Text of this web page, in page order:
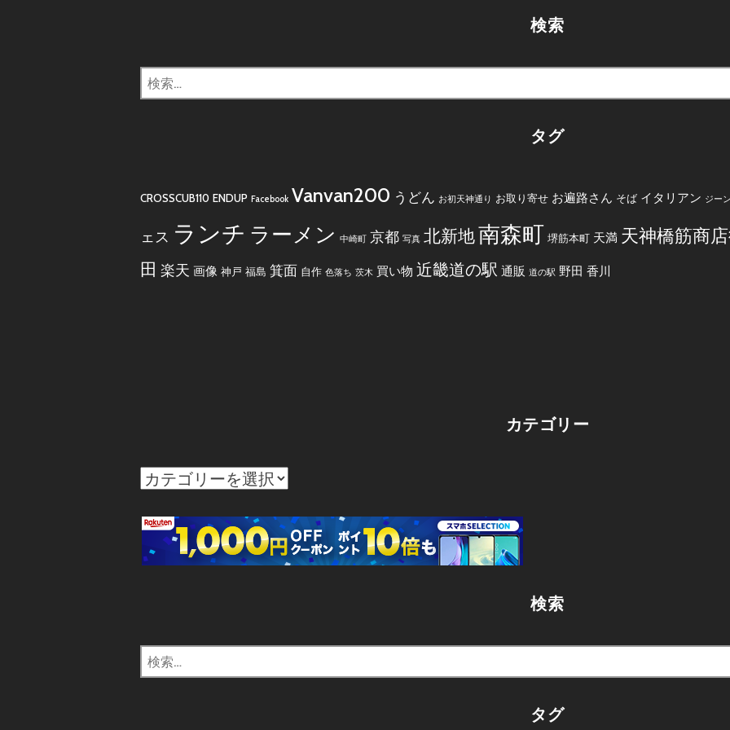
検索
検
索:
タグ
CROSSCUB110 ENDUP Facebook Vanvan200 うどん お初天神通り お取り寄せ お遍路さん そば イタリアン ジー
ェス ランチ ラーメン 中崎町 京都 写真 北新地南森町 堺筋本町 天満 天神橋筋商
田 楽天 画像 神戸 福島 箕面 自作 色落ち 茨木 買い物 近畿道の駅 通販 道の駅 野田 香川
カテゴリー
カ
ゴ
リ
ー
検索
検
索:
タグ